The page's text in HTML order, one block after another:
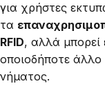
για χρήστες
τα
RFID, αλλά μπορεί
οποιοδήποτε
νήματος.